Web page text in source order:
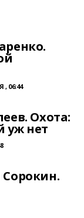
, 06:44
Охота:
уж нет
Сорокин.